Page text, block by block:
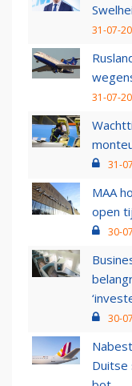
31-07-
31-07-
31-
MAA
open
30-
30-
Duitse